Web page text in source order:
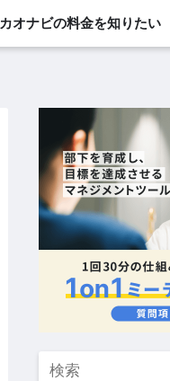
カオナビの料金を知りたい